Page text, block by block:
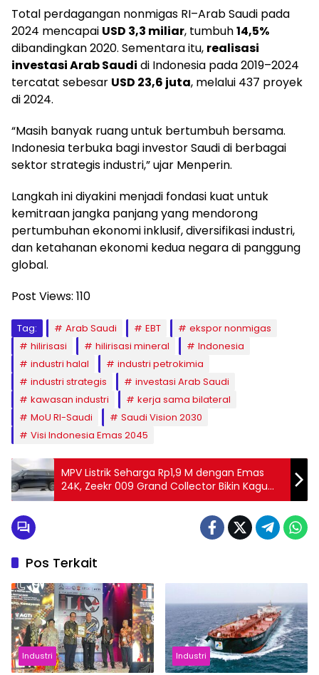
Total perdagangan nonmigas RI–Arab Saudi pada
2024 mencapai USD 3,3 miliar, tumbuh14,5%
dibandingkan 2020. Sementara itu, realisasi
investasi Arab Saudi di Indonesia pada 2019–2024
tercatat sebesar USD 23,6 juta, melalui 437 proyek
di 2024.
“Masih banyak ruang untuk bertumbuh bersama.
Indonesia terbuka bagi investor Saudi di berbagai
sektor strategis industri,” ujar Menperin.
Langkah ini diyakini menjadi fondasi kuat untuk
kemitraan jangka panjang yang mendorong
pertumbuhan ekonomi inklusif, diversifikasi industri,
dan ketahanan ekonomi kedua negara di panggung
global.
Post Views: 110
Tag: Arab Saudi EBT
ekspor nonmigas
hilirisasi
hilirisasi mineral
Indonesia
industri halal
industri petrokimia
industri strategis
investasi Arab Saudi
kawasan industri
kerja sama bilateral
MoU RI-Saudi
Saudi Vision 2030
Visi Indonesia Emas 2045
MPV Listrik Seharga Rp1,9 M dengan Emas
24K, Zeekr 009 Grand Collector Bikin Kagum
Dunia
Pos Terkait
Industri Industri